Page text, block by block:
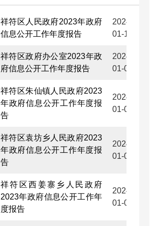
祥符区人民政府2023年政府
信息公开工作年度报告
2024-
01-10
祥符区政府办公室2023年政
府信息公开工作年度报告
2024-
01-05
祥符区朱仙镇人民政府2023
年政府信息公开工作年度报
告
2024-
01-05
祥符区袁坊乡人民政府2023
年政府信息公开工作年度报
告
2024-
01-05
祥符区西姜寨乡人民政府
2023年政府信息公开工作年
度报告
2024-
01-05